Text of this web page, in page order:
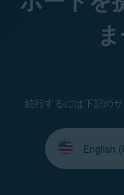
続行するには下記の